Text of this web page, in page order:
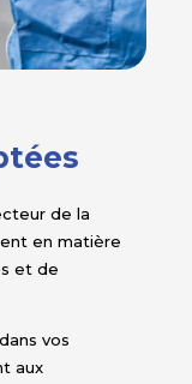
de la
en matière
et de
vos
aux